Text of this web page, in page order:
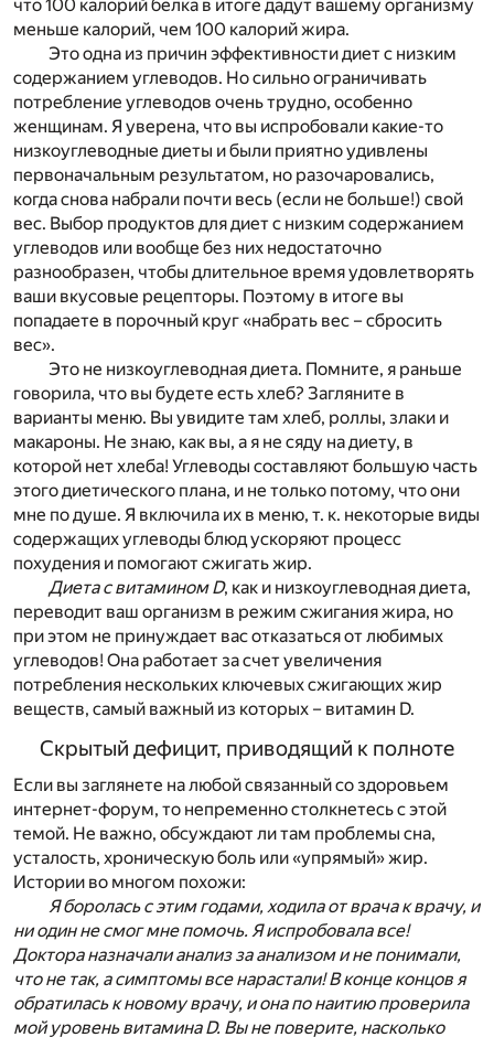
что 100 калорий белка в итоге дадут вашему организму
меньше калорий, чем 100 калорий жира.
Это одна из причин эффективности диет с низким
содержанием углеводов. Но сильно ограничивать
потребление углеводов очень трудно, особенно
женщинам. Я уверена, что вы испробовали какие-то
низкоуглеводные диеты и были приятно удивлены
первоначальным результатом, но разочаровались,
когда снова набрали почти весь (если не больше!) свой
вес. Выбор продуктов для диет с низким содержанием
углеводов или вообще без них недостаточно
разнообразен, чтобы длительное время удовлетворять
ваши вкусовые рецепторы. Поэтому в итоге вы
попадаете в порочный круг «набрать вес – сбросить
вес».
Это не низкоуглеводная диета. Помните, я раньше
говорила, что вы будете есть хлеб? Загляните в
варианты меню. Вы увидите там хлеб, роллы, злаки и
макароны. Не знаю, как вы, а я не сяду на диету, в
которой нет хлеба! Углеводы составляют большую часть
этого диетического плана, и не только потому, что они
мне по душе. Я включила их в меню, т. к. некоторые виды
содержащих углеводы блюд ускоряют процесс
похудения и помогают сжигать жир.
Диета с витамином D, как и низкоуглеводная диета,
переводит ваш организм в режим сжигания жира, но
при этом не принуждает вас отказаться от любимых
углеводов! Она работает за счет увеличения
потребления нескольких ключевых сжигающих жир
веществ, самый важный из которых – витамин D.
Скрытый дефицит, приводящий к полноте
Если вы заглянете на любой связанный со здоровьем
интернет-форум, то непременно столкнетесь с этой
темой. Не важно, обсуждают ли там проблемы сна,
усталость, хроническую боль или «упрямый» жир.
Истории во многом похожи:
Я боролась с этим годами, ходила от врача к врачу, и
ни один не смог мне помочь. Я испробовала все!
Доктора назначали анализ за анализом и не понимали,
что не так, а симптомы все нарастали! В конце концов я
обратилась к новому врачу, и она по наитию проверила
мой уровень витамина D. Вы не поверите, насколько